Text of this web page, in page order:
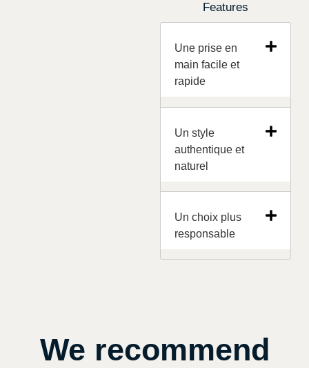
Features
Une prise en
main facile et
rapide
Un style
authentique et
naturel
Un choix plus
responsable
We recommend